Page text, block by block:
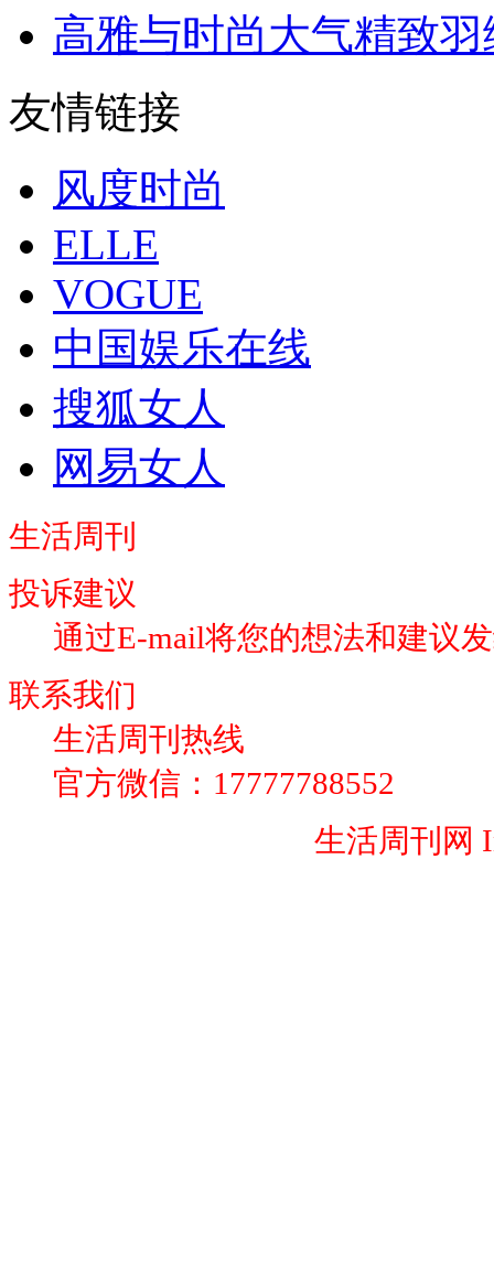
高雅与时尚大气精致
友情链接
风度时尚
ELLE
VOGUE
中国娱乐在线
搜狐女人
网易女人
生活周刊
投诉建议
通过E-mail将您的想法和建议
联系我们
生活周刊热线
官方微信：17777788552
生活周刊网